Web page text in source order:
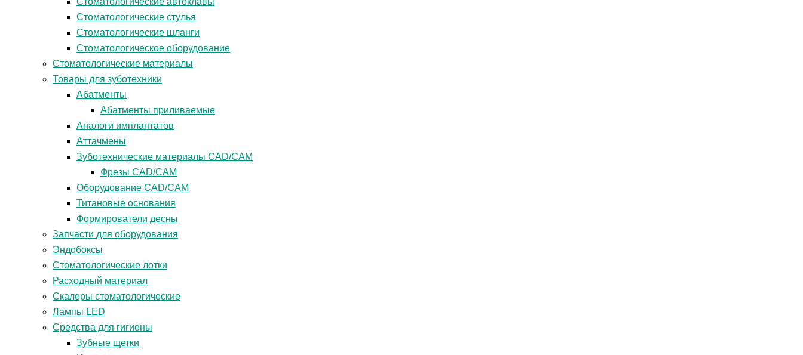
Стоматологические стулья
Стоматологические шланги
Стоматологическое оборудование
Стоматологические материалы
Товары для зуботехники
Абатменты
Абатменты приливаемые
Аналоги имплантатов
Аттачмены
Зуботехнические материалы CAD/CAM
Фрезы CAD/CAM
Оборудование CAD/CAM
Титановые основания
Формирователи десны
Запчасти для оборудования
Эндобоксы
Стоматологические лотки
Расходный материал
Скалеры стоматологические
Лампы LED
Средства для гигиены
Зубные щетки